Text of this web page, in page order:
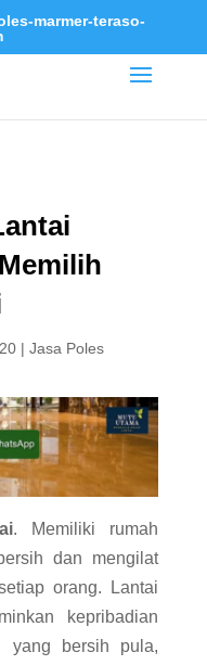
marmer-teraso-
| Jasa Poles
. Memiliki rumah
dan mengilat
orang. Lantai
kepribadian
yang bersih pula,